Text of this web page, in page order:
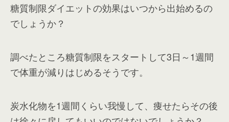
糖質制限ダイエットの効果はいつから出始めるの
でしょうか？
調べたところ糖質制限をスタートして3日～1週間
で体重が減りはじめるそうです。
炭水化物を1週間くらい我慢して、痩せたらその後